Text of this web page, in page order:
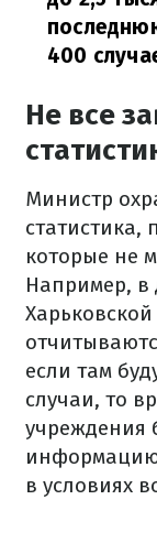
400
Не все
Министр
статистика,
которые не
Например, в
если там
случаи, то
учреждения
в условиях